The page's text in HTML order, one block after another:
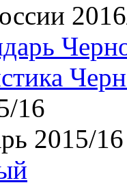
16
2015/16